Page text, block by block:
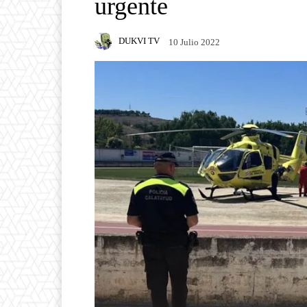
urgente
DUKVI TV 10 Julio 2022